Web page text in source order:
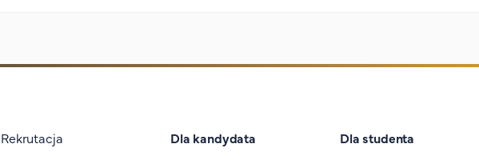
Stopka I
Rekrutacja
Dla kandydata Dla studenta